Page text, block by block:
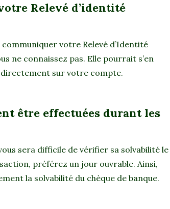
Relevé d’identité
votre Relevé d’Identité
ne connaissez pas. Elle pourrait s’en
sur votre compte.
être effectuées durant les
sera difficile de vérifier sa solvabilité le
préférez un jour ouvrable. Ainsi,
la solvabilité du chèque de banque.